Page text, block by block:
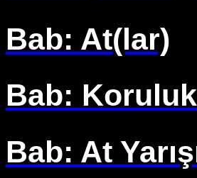
Bab: At(lar)
Bab:
Bab: At